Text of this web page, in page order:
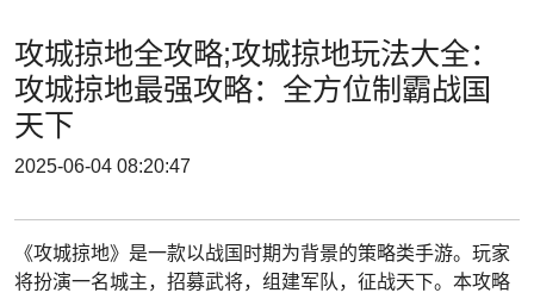
攻城掠地全攻略;攻城掠地玩法大全：
攻城掠地最强攻略：全方位制霸战国
天下
2025-06-04 08:20:47
《攻城掠地》是一款以战国时期为背景的策略类手游。玩家
将扮演一名城主，招募武将，组建军队，征战天下。本攻略